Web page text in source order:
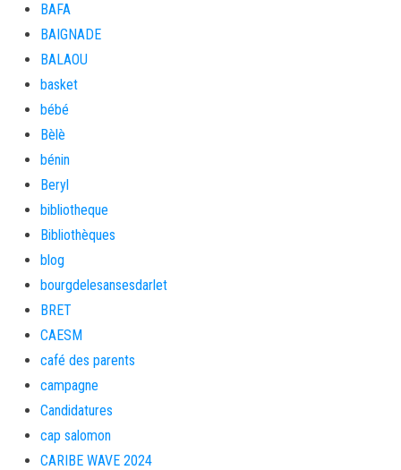
BAFA
BAIGNADE
BALAOU
basket
bébé
Bèlè
bénin
Beryl
bibliotheque
Bibliothèques
blog
bourgdelesansesdarlet
BRET
CAESM
café des parents
campagne
Candidatures
cap salomon
CARIBE WAVE 2024